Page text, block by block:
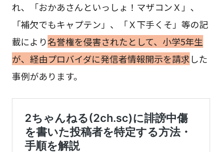
れ、「おかあさんといっしょ！マザコンＸ」、
「補欠でもキャプテン」、「Ｘ下手くそ」等の記
載により名誉権を侵害されたとして、小学5年生
が、経由プロバイダに発信者情報開示を請求した
事例があります。